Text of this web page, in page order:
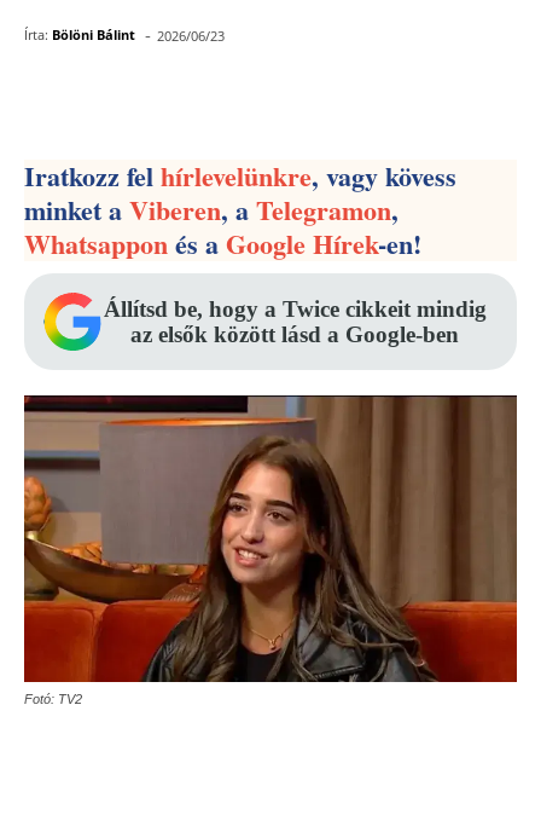
Írta: Bölöni Bálint - 2026/06/23
Iratkozz felhírlevelünkre, vagy kövess
minket aViberen, aTelegramon,
Whatsapponés aGoogle Hírek-en!
Állítsd be, hogy a Twice cikkeit mindig
az elsők között lásd a Google-ben
Fotó: TV2